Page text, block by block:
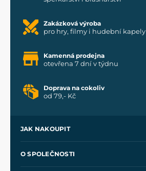
Zakázková výroba
pro hry, filmy i hudební kapely
Kamenná prodejna
otevřena 7 dní v týdnu
Doprava na cokoliv
od 79,- Kč
JAK NAKOUPIT
O SPOLEČNOSTI